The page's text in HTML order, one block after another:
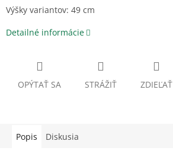
Výšky variantov: 49 cm
Detailné informácie
OPÝTAŤ SA STRÁŽIŤ ZDIEĽAŤ
Popis Diskusia